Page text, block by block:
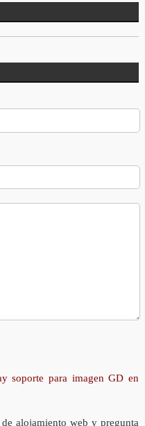
soporte para imagen GD en
alojamiento web y pregunta